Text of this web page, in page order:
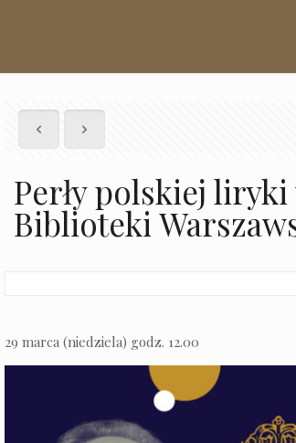
Perły polskiej
Biblioteki
29 marca (niedziela) godz. 12.00